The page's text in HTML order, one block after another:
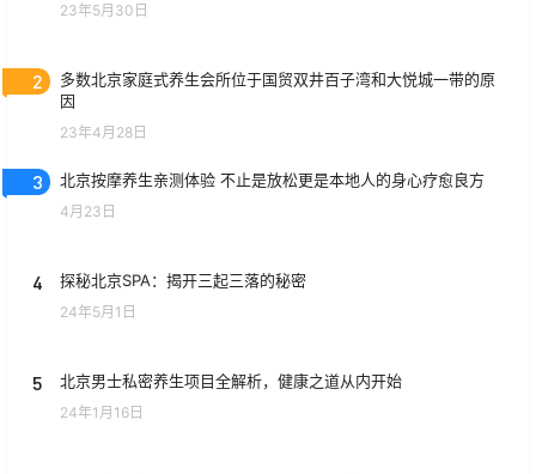
23年5月30日
2
多数北京家庭式养生会所位于国贸双井百子湾和大悦城一带的原
因
23年4月28日
3 北京按摩养生亲测体验 不止是放松更是本地人的身心疗愈良方
4月23日
4 探秘北京SPA：揭开三起三落的秘密
24年5月1日
5 北京男士私密养生项目全解析，健康之道从内开始
24年1月16日